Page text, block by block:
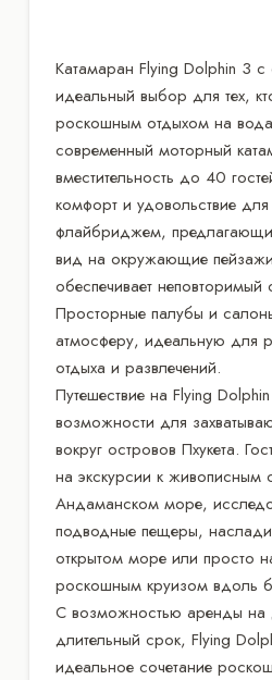
Катамаран Flying Dolphin 3
идеальный выбор для тех,
роскошным отдыхом на
современный моторный
вместительность до 40
комфорт и удовольствие
флайбриджем,
вид на окружающие
обеспечивает неповторимый
Просторные палубы и
атмосферу, идеальную для
отдыха и развлечений.
Путешествие на Flying
возможности для
вокруг островов Пхукета.
на экскурсии к живописным
Андаманском море,
подводные пещеры,
открытом море или просто
роскошным круизом вдоль
С возможностью аренды на
длительный срок, Flying
идеальное сочетание